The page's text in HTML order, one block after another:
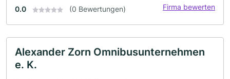
0.0 (0 Bewertungen) Firma bewerten
Alexander Zorn Omnibusunternehmen
e. K.